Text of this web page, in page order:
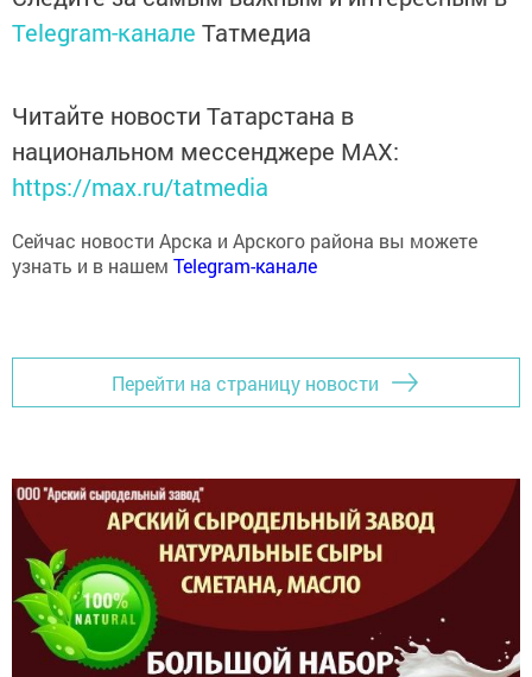
Telegram-канале Татмедиа
Читайте новости Татарстана в
национальном мессенджере MАХ:
https://max.ru/tatmedia
Сейчас новости Арска и Арского района вы можете
узнать и в нашемTelegram-канале
Перейти на страницу новости